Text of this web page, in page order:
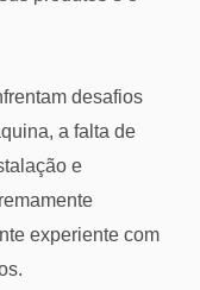
desafios
a falta de
e
experiente com